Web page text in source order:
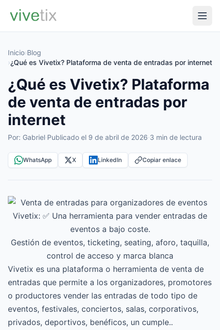
Inicio›Blog
›¿Qué es Vivetix? Plataforma de venta de entradas por internet
¿Qué es Vivetix? Plataforma
de venta de entradas por
internet
Por: Gabriel·Publicado el 9 de abril de 2026·3 min de lectura
WhatsApp X LinkedIn Copiar enlace
Vivetix: ✅ Una herramienta para vender entradas de
eventos a bajo coste.
Gestión de eventos, ticketing, seating, aforo, taquilla,
control de acceso y marca blanca
Vivetix es una plataforma o herramienta de venta de
entradas que permite a los organizadores, promotores
o productores vender las entradas de todo tipo de
eventos, festivales, conciertos, salas, corporativos,
privados, deportivos, benéficos, un cumple..